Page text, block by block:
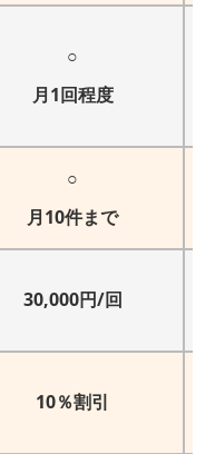
○
月1回程度
○
月10件まで
30,000円/回
10％割引